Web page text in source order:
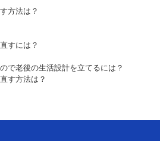
方法は？
すには？
で老後の生活設計を立てるには？
す方法は？